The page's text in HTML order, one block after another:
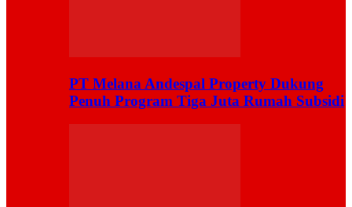
PT Melana Andespal Property Dukung
Penuh Program Tiga Juta Rumah Subsidi